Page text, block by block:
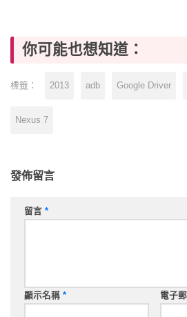
你可能也想知道：
標籤： 2013 adb Google Driver
Nexus 7
發佈留言
留言 *
顯示名稱 * 電子